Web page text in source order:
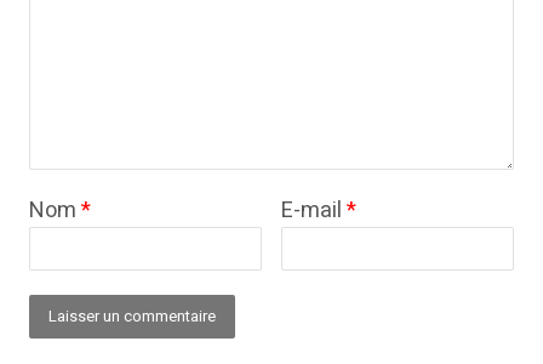
Nom* E-mail*